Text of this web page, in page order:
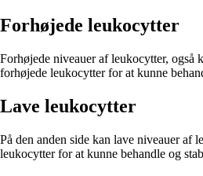
Forhøjede leukocytter
Forhøjede niveauer af leukocytter, også
forhøjede leukocytter for at kunne
Lave leukocytter
På den anden side kan lave niveauer af
leukocytter for at kunne behandle og